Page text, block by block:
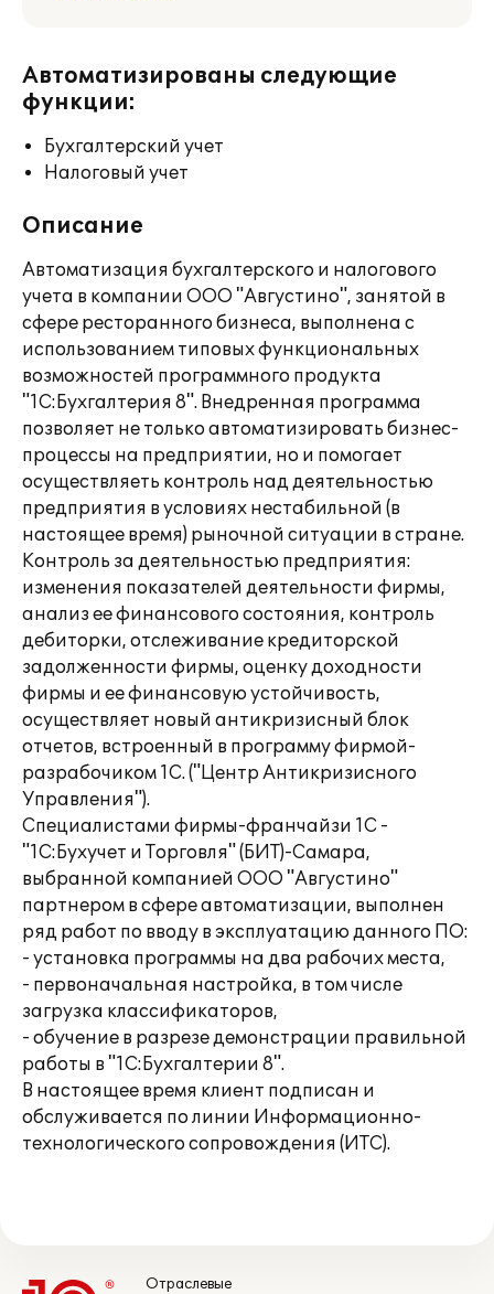
Автоматизированы следующие
функции:
Бухгалтерский учет
Налоговый учет
Описание
Автоматизация бухгалтерского и налогового
учета в компании ООО "Августино", занятой в
сфере ресторанного бизнеса, выполнена с
использованием типовых функциональных
возможностей программного продукта
"1С:Бухгалтерия 8". Внедренная программа
позволяет не только автоматизировать бизнес-
процессы на предприятии, но и помогает
осуществляеть контроль над деятельностью
предприятия в условиях нестабильной (в
настоящее время) рыночной ситуации в стране.
Контроль за деятельностью предприятия:
изменения показателей деятельности фирмы,
анализ ее финансового состояния, контроль
дебиторки, отслеживание кредиторской
задолженности фирмы, оценку доходности
фирмы и ее финансовую устойчивость,
осуществляет новый антикризисный блок
отчетов, встроенный в программу фирмой-
разрабочиком 1С. ("Центр Антикризисного
Управления").
Специалистами фирмы-франчайзи 1С -
"1С:Бухучет и Торговля" (БИТ)-Самара,
выбранной компанией ООО "Августино"
партнером в сфере автоматизации, выполнен
ряд работ по вводу в эксплуатацию данного ПО:
- установка программы на два рабочих места,
- первоначальная настройка, в том числе
загрузка классификаторов,
- обучение в разрезе демонстрации правильной
работы в "1С:Бухгалтерии 8".
В настоящее время клиент подписан и
обслуживается по линии Информационно-
технологического сопровождения (ИТС).
Отраслевые